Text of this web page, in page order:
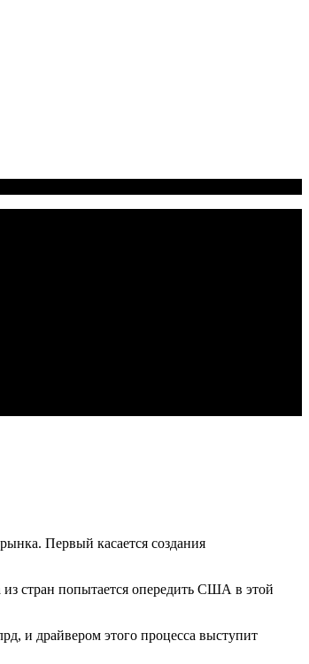
Первый касается создания
из стран попытается опередить США в этой
и драйвером этого процесса выступит